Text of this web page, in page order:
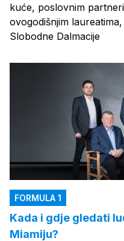
kuće, poslovnim
ovogodišnjim
Slobodne Dalmacije
FORMULA 1
Kada i gdje gledati
Miamiju?